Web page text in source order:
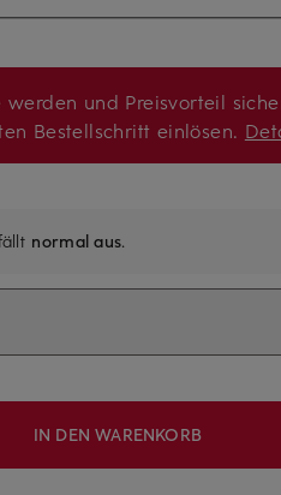
werden und Preisvorteil
Bestellschritt einlösen.
normal aus.
IN DEN WARENKORB